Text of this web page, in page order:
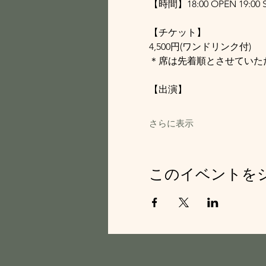
【時間】18:00 OPEN 19:00
【チケット】
4,500円(ワンドリンク付)
＊席は先着順とさせていた
【出演】
さらに表示
このイベントを